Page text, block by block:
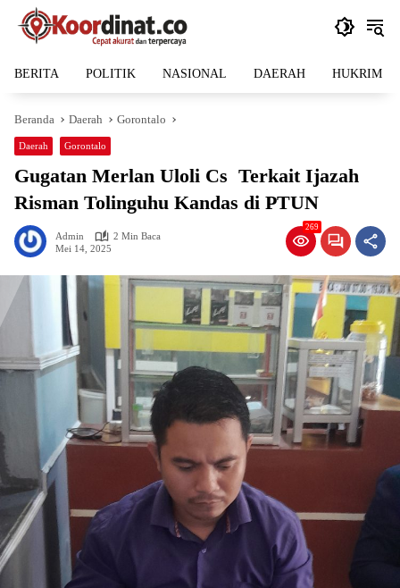
Langsung
BERITA POLITIK NASIONAL DAERAH HUKRIM
Beranda Daerah Gorontalo
Daerah Gorontalo
Gugatan Merlan Uloli Cs Terkait Ijazah
Risman Tolinguhu Kandas di PTUN
Admin
2 Min Baca
Mei 14, 2025
269